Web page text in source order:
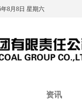
8月8日 星期六
资讯